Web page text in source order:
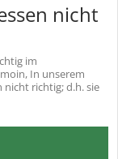
nicht
im
In unserem
richtig; d.h. sie